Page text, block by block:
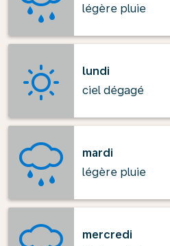
légère pluie
lundi
ciel dégagé
mardi
légère pluie
mercredi